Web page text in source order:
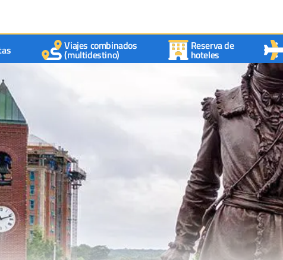
Viajes combinados
(multidestino)
Reserva de
hoteles